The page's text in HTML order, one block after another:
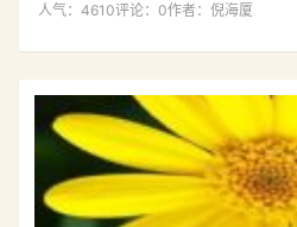
人气：4610评论：0作者：倪海厦